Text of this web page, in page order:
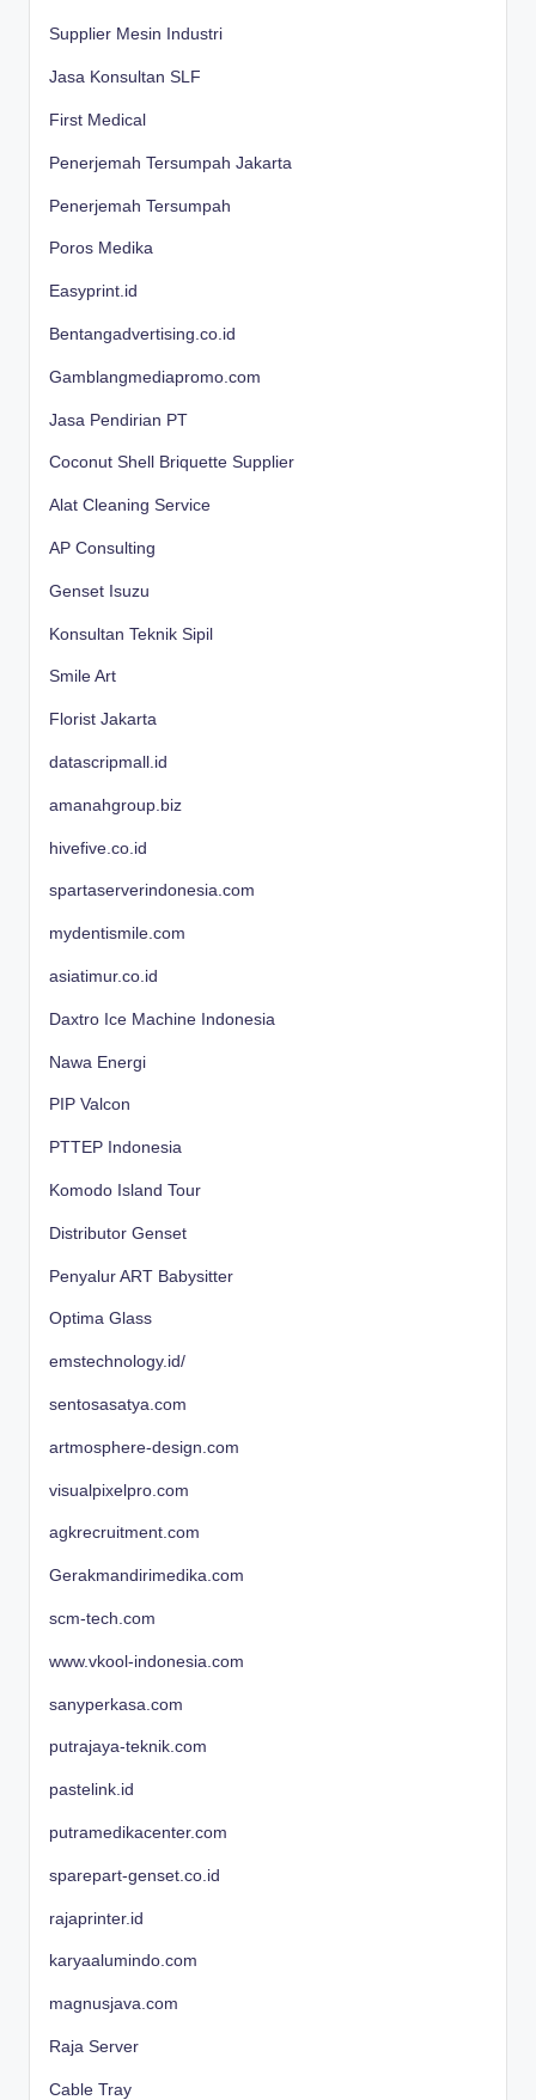
Supplier Mesin Industri
Jasa Konsultan SLF
First Medical
Penerjemah Tersumpah Jakarta
Penerjemah Tersumpah
Poros Medika
Easyprint.id
Bentangadvertising.co.id
Gamblangmediapromo.com
Jasa Pendirian PT
Coconut Shell Briquette Supplier
Alat Cleaning Service
AP Consulting
Genset Isuzu
Konsultan Teknik Sipil
Smile Art
Florist Jakarta
datascripmall.id
amanahgroup.biz
hivefive.co.id
spartaserverindonesia.com
mydentismile.com
asiatimur.co.id
Daxtro Ice Machine Indonesia
Nawa Energi
PIP Valcon
PTTEP Indonesia
Komodo Island Tour
Distributor Genset
Penyalur ART Babysitter
Optima Glass
emstechnology.id/
sentosasatya.com
artmosphere-design.com
visualpixelpro.com
agkrecruitment.com
Gerakmandirimedika.com
scm-tech.com
www.vkool-indonesia.com
sanyperkasa.com
putrajaya-teknik.com
pastelink.id
putramedikacenter.com
sparepart-genset.co.id
rajaprinter.id
karyaalumindo.com
magnusjava.com
Raja Server
Cable Tray